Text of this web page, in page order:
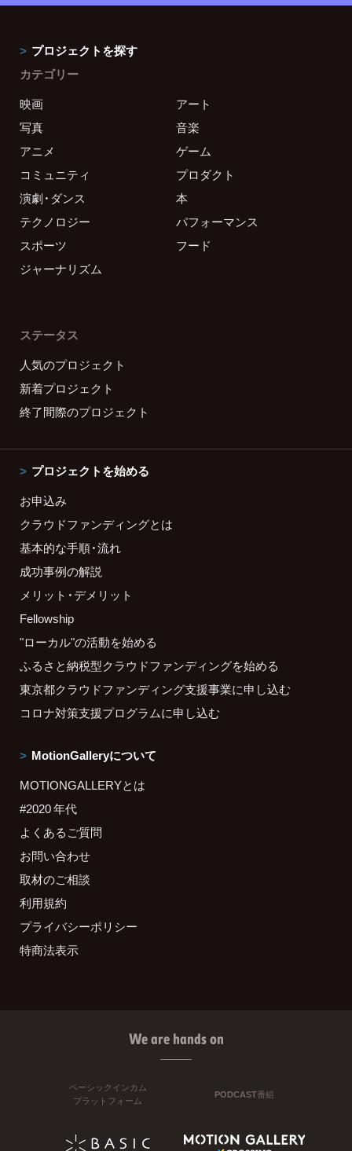
プロジェクトを探す
カテゴリー
映画
アート
写真
音楽
アニメ
ゲーム
コミュニティ
プロダクト
演劇・ダンス
本
テクノロジー
パフォーマンス
スポーツ
フード
ジャーナリズム
ステータス
人気のプロジェクト
新着プロジェクト
終了間際のプロジェクト
プロジェクトを始める
お申込み
クラウドファンディングとは
基本的な手順・流れ
成功事例の解説
メリット・デメリット
Fellowship
"ローカル"の活動を始める
ふるさと納税型クラウドファンディングを始める
東京都クラウドファンディング支援事業に申し込む
コロナ対策支援プログラムに申し込む
MotionGalleryについて
MOTIONGALLERYとは
#2020 年代
よくあるご質問
お問い合わせ
取材のご相談
利用規約
プライバシーポリシー
特商法表示
We are hands on
ベーシックインカム
プラットフォーム
PODCAST番組